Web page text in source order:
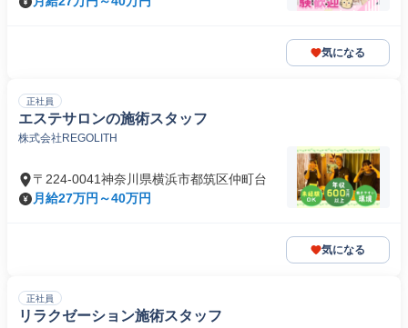
気になる
正社員
エステサロンの施術スタッフ
株式会社REGOLITH
〒224-0041神奈川県横浜市都筑区仲町台
月給27万円～40万円
気になる
正社員
リラクゼーション施術スタッフ